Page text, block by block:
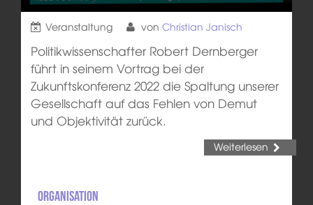
Veranstaltung von Christian Janisch
Politikwissenschafter Robert Dernberger
führt in seinem Vortrag bei der
Zukunftskonferenz 2022 die Spaltung unserer
Gesellschaft auf das Fehlen von Demut
und Objektivität zurück.
Weiterlesen
Organisation